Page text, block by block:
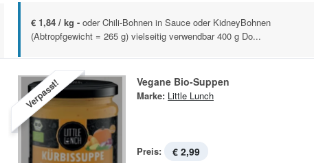
€ 1,84 / kg - oder Chili-Bohnen in Sauce oder KidneyBohnen
(Abtropfgewicht = 265 g) vielseitig verwendbar 400 g Do...
Verpasst! Vegane Bio-Suppen
Marke: Little Lunch
Preis: € 2,99